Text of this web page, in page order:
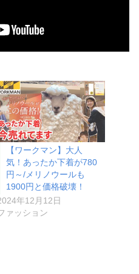
【ワークマン】大人
気！あったか下着が780
円～/メリノウールも
1900円と価格破壊！
年12月12日
ァッション